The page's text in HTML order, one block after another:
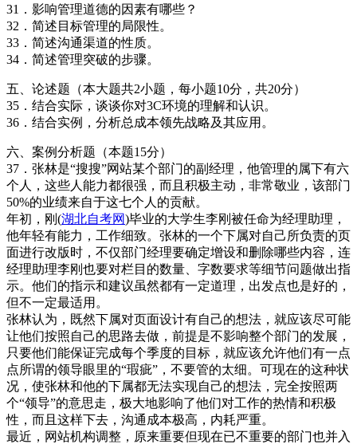
31．影响管理道德的因素有哪些？
32．简述目标管理的局限性。
33．简述沟通渠道的性质。
34．简述管理突破的步骤。
五、论述题（本大题共2小题，每小题10分，共20分）
35．结合实际，谈谈你对3C环境的理解和认识。
36．结合实例，分析总成本领先战略及其应用。
六、案例分析题（本题15分）
37．张林是“搜搜”网站某个部门的副经理，他管理的属下有六
个人，这些人能力都很强，而且积极主动，非常敬业，该部门
50%的业绩来自于这七个人的贡献。
年初，刚(湖北自考网)毕业的大学生李刚被任命为经理助理，
他年轻有能力，工作细致。张林的一个下属对自己所负责的页
面进行改版时，不仅部门经理要确定增设和删除哪些内容，连
经理助理李刚也要对栏目的数量、字数要求等细节问题做出指
示。他们的指示和建议虽然都有一定道理，出发点也是好的，
但不一定最适用。
张林认为，既然下属对页面设计有自己的想法，就应该尽可能
让他们按照自己的思路去做，前提是不影响整个部门的发展，
只要他们能保证完成每个季度的目标，就应该允许他们有一点
点所谓的领导眼里的“瑕疵”，不要管的太细。可现在的这种状
况，使张林和他的下属都无法实现自己的想法，完全按照两
个“领导”的意思走，极大地影响了他们对工作的热情和积极
性，而且这样下去，沟通成本极高，内耗严重。
最近，网站机构调整，原来重要但现在已不重要的部门也并入